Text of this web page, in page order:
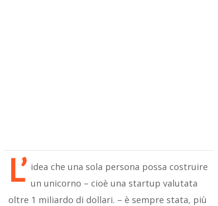
L’ idea che una sola persona possa costruire
un unicorno – cioè una startup valutata
oltre 1 miliardo di dollari. – è sempre stata, più